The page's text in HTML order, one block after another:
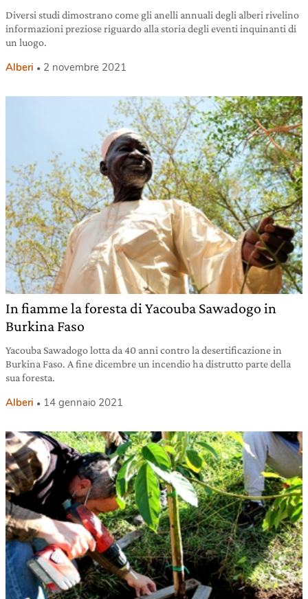
Diversi studi dimostrano come gli anelli annuali degli alberi rivelino
informazioni preziose riguardo alla storia degli eventi inquinanti di
un luogo.
Alberi 2 novembre 2021
In fiamme la foresta di Yacouba Sawadogo in
Burkina Faso
Yacouba Sawadogo lotta da 40 anni contro la desertificazione in
Burkina Faso. A fine dicembre un incendio ha distrutto parte della
sua foresta.
Alberi 14 gennaio 2021